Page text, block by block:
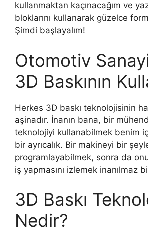
kullanmaktan kaçınacağım ve
bloklarını kullanarak güzelce
Şimdi başlayalım!
Otomotiv
3D Baskının
Herkes 3D baskı teknolojisinin
aşinadır. İnanın bana, bir
teknolojiyi kullanabilmek benim
bir ayrıcalık. Bir makineyi bir
programlayabilmek, sonra da
iş yapmasını izlemek inanılmaz
3D Baskı
Nedir?